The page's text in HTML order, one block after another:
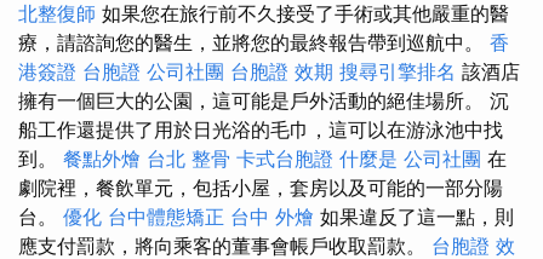
北整復師 如果您在旅行前不久接受了手術或其他嚴重的醫
療，請諮詢您的醫生，並將您的最終報告帶到巡航中。 香
港簽證 台胞證 公司社團 台胞證 效期 搜尋引擎排名 該酒店
擁有一個巨大的公園，這可能是戶外活動的絕佳場所。 沉
船工作還提供了用於日光浴的毛巾，這可以在游泳池中找
到。 餐點外燴 台北 整骨 卡式台胞證 什麼是 公司社團 在
劇院裡，餐飲單元，包括小屋，套房以及可能的一部分陽
台。 優化 台中體態矯正 台中 外燴 如果違反了這一點，則
應支付罰款，將向乘客的董事會帳戶收取罰款。 台胞證 效